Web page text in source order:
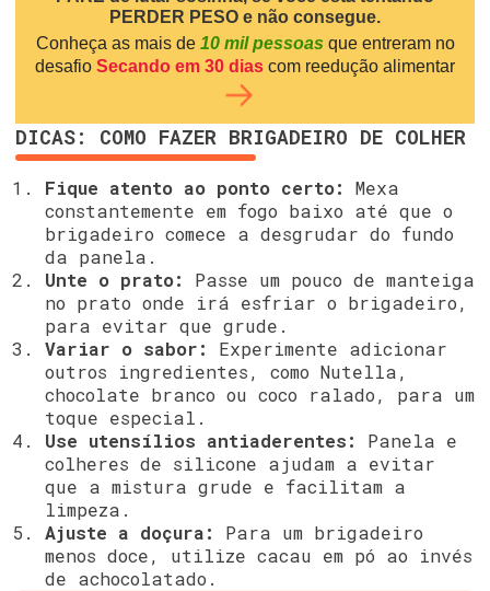
PERDER PESO e não consegue.
Conheça as mais de 10 mil pessoas que entreram no
desafio Secando em 30 dias com reedução alimentar
DICAS: COMO FAZER BRIGADEIRO DE COLHER
Fique atento ao ponto certo:
Mexa
constantemente em fogo baixo até que o
brigadeiro comece a desgrudar do fundo
da panela.
Unte o prato:
Passe um pouco de manteiga
no prato onde irá esfriar o brigadeiro,
para evitar que grude.
Variar o sabor:
Experimente adicionar
outros ingredientes, como Nutella,
chocolate branco ou coco ralado, para um
toque especial.
Use utensílios antiaderentes:
Panela e
colheres de silicone ajudam a evitar
que a mistura grude e facilitam a
limpeza.
Ajuste a doçura:
Para um brigadeiro
menos doce, utilize cacau em pó ao invés
de achocolatado.